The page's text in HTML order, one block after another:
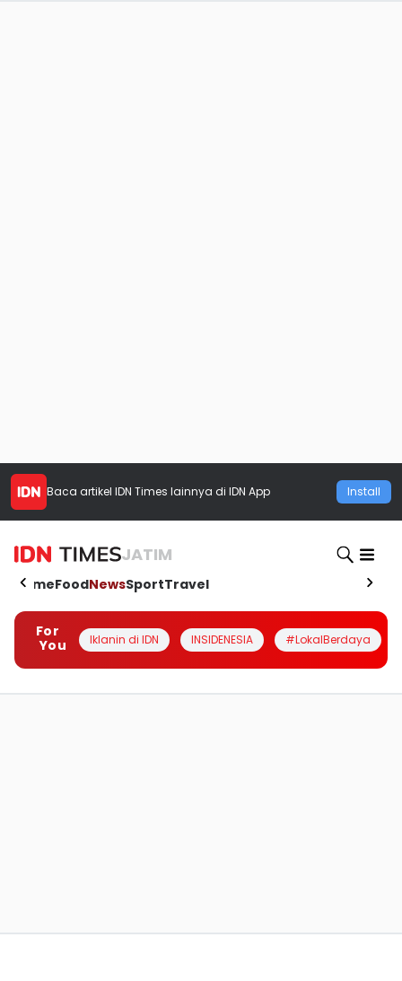
Baca artikel IDN Times lainnya di IDN App Install
JATIM
HomeFoodNewsSportTravel
For
You
Iklanin di IDN INSIDENESIA #LokalBerdaya